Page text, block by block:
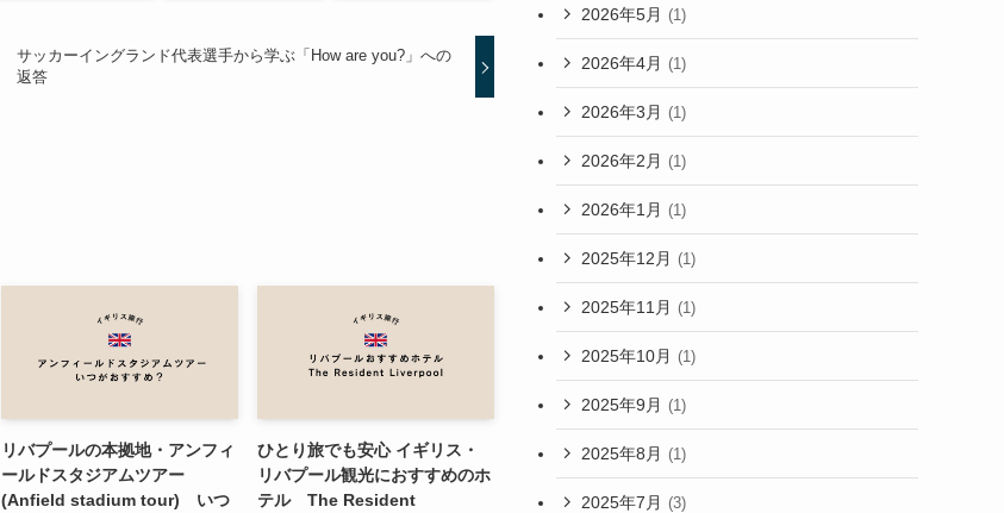
サッカーイングランド代表選手から学ぶ「How are you?」への
返答
リバプールの本拠地・アンフィ
ールドスタジアムツアー
(Anfield stadium tour) いつ
ひとり旅でも安心 イギリス・
リバプール観光におすすめのホ
テル The Resident
2026年5月 (1)
2026年4月 (1)
2026年3月 (1)
2026年2月 (1)
2026年1月 (1)
2025年12月 (1)
2025年11月 (1)
2025年10月 (1)
2025年9月 (1)
2025年8月 (1)
2025年7月 (3)